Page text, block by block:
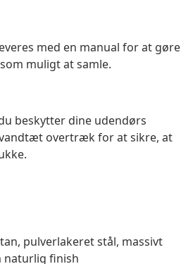
med en manual for at gøre
muligt at samle.
beskytter dine udendørs
overtræk for at sikre, at
pulverlakeret stål, massivt
naturlig finish